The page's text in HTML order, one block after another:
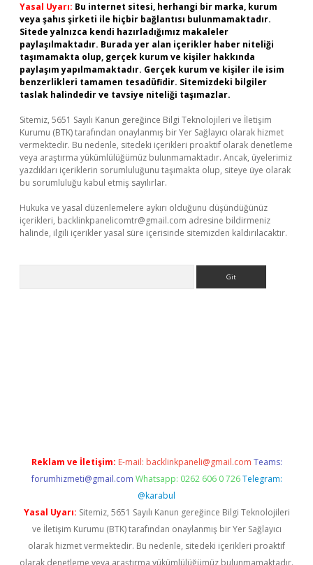
Yasal Uyarı: Bu internet sitesi, herhangi bir marka, kurum
veya şahıs şirketi ile hiçbir bağlantısı bulunmamaktadır.
Sitede yalnızca kendi hazırladığımız makaleler
paylaşılmaktadır. Burada yer alan içerikler haber niteliği
taşımamakta olup, gerçek kurum ve kişiler hakkında
paylaşım yapılmamaktadır. Gerçek kurum ve kişiler ile isim
benzerlikleri tamamen tesadüfidir. Sitemizdeki bilgiler
taslak halindedir ve tavsiye niteliği taşımazlar.
Sitemiz, 5651 Sayılı Kanun gereğince Bilgi Teknolojileri ve İletişim
Kurumu (BTK) tarafından onaylanmış bir Yer Sağlayıcı olarak hizmet
vermektedir. Bu nedenle, sitedeki içerikleri proaktif olarak denetleme
veya araştırma yükümlülüğümüz bulunmamaktadır. Ancak, üyelerimiz
yazdıkları içeriklerin sorumluluğunu taşımakta olup, siteye üye olarak
bu sorumluluğu kabul etmiş sayılırlar.
Hukuka ve yasal düzenlemelere aykırı olduğunu düşündüğünüz
içerikleri, backlinkpanelicomtr@gmail.com adresine bildirmeniz
halinde, ilgili içerikler yasal süre içerisinde sitemizden kaldırılacaktır.
Reklam ve İletişim: E-mail: backlinkpaneli@gmail.com Teams:
forumhizmeti@gmail.com Whatsapp: 0262 606 0 726 Telegram:
@karabul
Yasal Uyarı: Sitemiz, 5651 Sayılı Kanun gereğince Bilgi Teknolojileri
ve İletişim Kurumu (BTK) tarafından onaylanmış bir Yer Sağlayıcı
olarak hizmet vermektedir. Bu nedenle, sitedeki içerikleri proaktif
olarak denetleme veya araştırma yükümlülüğümüz bulunmamaktadır.